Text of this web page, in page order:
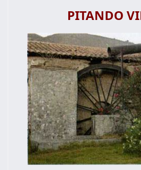
PITANDO